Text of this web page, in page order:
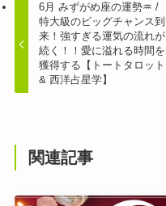
6月 みずがめ座の運勢♒️ /
特大級のビッグチャンス到
来！強すぎる運気の流れが
続く！！愛に溢れる時間を
獲得する【トートタロット
& 西洋占星学】
関連記事